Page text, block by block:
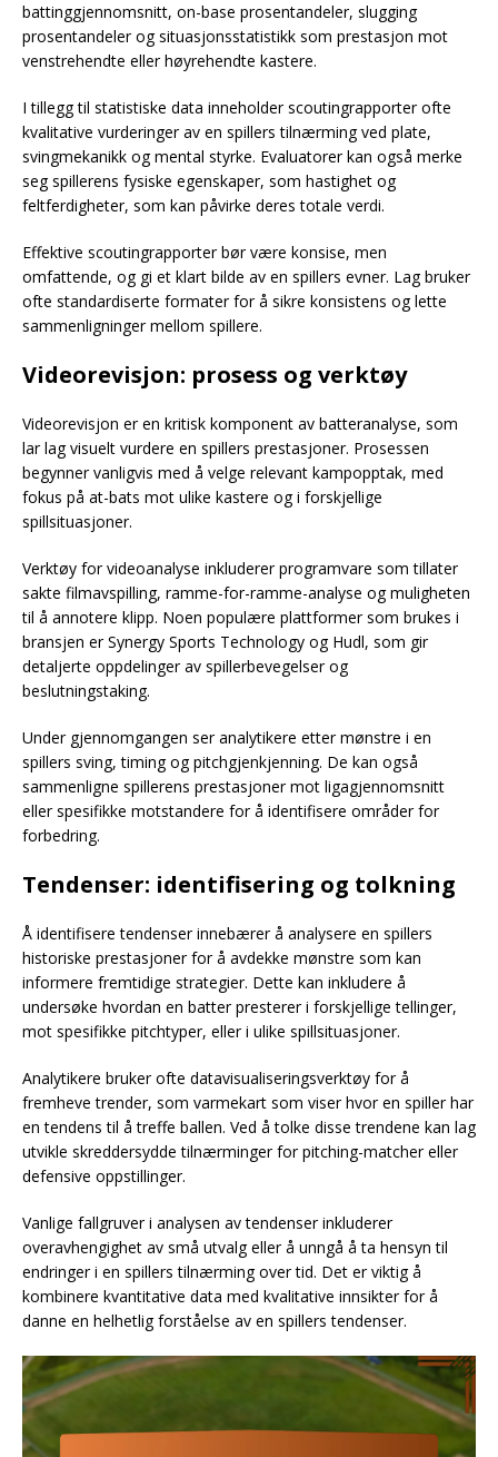
battinggjennomsnitt, on-base prosentandeler, slugging
prosentandeler og situasjonsstatistikk som prestasjon mot
venstrehendte eller høyrehendte kastere.
I tillegg til statistiske data inneholder scoutingrapporter ofte
kvalitative vurderinger av en spillers tilnærming ved plate,
svingmekanikk og mental styrke. Evaluatorer kan også merke
seg spillerens fysiske egenskaper, som hastighet og
feltferdigheter, som kan påvirke deres totale verdi.
Effektive scoutingrapporter bør være konsise, men
omfattende, og gi et klart bilde av en spillers evner. Lag bruker
ofte standardiserte formater for å sikre konsistens og lette
sammenligninger mellom spillere.
Videorevisjon: prosess og verktøy
Videorevisjon er en kritisk komponent av batteranalyse, som
lar lag visuelt vurdere en spillers prestasjoner. Prosessen
begynner vanligvis med å velge relevant kampopptak, med
fokus på at-bats mot ulike kastere og i forskjellige
spillsituasjoner.
Verktøy for videoanalyse inkluderer programvare som tillater
sakte filmavspilling, ramme-for-ramme-analyse og muligheten
til å annotere klipp. Noen populære plattformer som brukes i
bransjen er Synergy Sports Technology og Hudl, som gir
detaljerte oppdelinger av spillerbevegelser og
beslutningstaking.
Under gjennomgangen ser analytikere etter mønstre i en
spillers sving, timing og pitchgjenkjenning. De kan også
sammenligne spillerens prestasjoner mot ligagjennomsnitt
eller spesifikke motstandere for å identifisere områder for
forbedring.
Tendenser: identifisering og tolkning
Å identifisere tendenser innebærer å analysere en spillers
historiske prestasjoner for å avdekke mønstre som kan
informere fremtidige strategier. Dette kan inkludere å
undersøke hvordan en batter presterer i forskjellige tellinger,
mot spesifikke pitchtyper, eller i ulike spillsituasjoner.
Analytikere bruker ofte datavisualiseringsverktøy for å
fremheve trender, som varmekart som viser hvor en spiller har
en tendens til å treffe ballen. Ved å tolke disse trendene kan lag
utvikle skreddersydde tilnærminger for pitching-matcher eller
defensive oppstillinger.
Vanlige fallgruver i analysen av tendenser inkluderer
overavhengighet av små utvalg eller å unngå å ta hensyn til
endringer i en spillers tilnærming over tid. Det er viktig å
kombinere kvantitative data med kvalitative innsikter for å
danne en helhetlig forståelse av en spillers tendenser.